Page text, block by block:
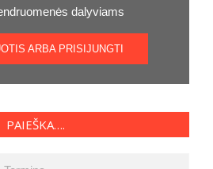
dalyviams
ARBA PRISIJUNGTI
PAIEŠKA….